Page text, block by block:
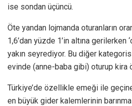
ise sondan üçüncü.
Öte yandan lojmanda oturanların
1,6’dan yüzde 1’in altına gerilerken
yakın seyrediyor. Bu diğer
evinde (anne-baba gibi) oturup kira
Türkiye’de özellikle emeği ile
en büyük gider kalemlerinin